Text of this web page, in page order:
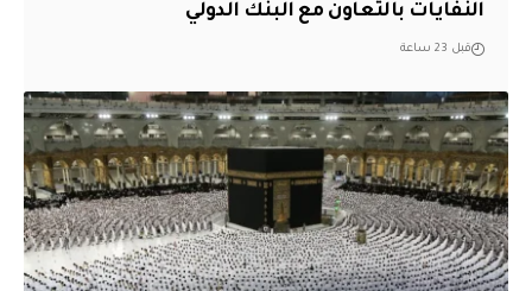
النفايات بالتعاون مع البنك الدولي
قبل 23 ساعة